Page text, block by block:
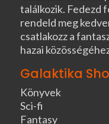
találkozik. Fedezd
rendeld meg
csatlakozz a
hazai
Galaktika
Könyvek
Sci-fi
Fantasy